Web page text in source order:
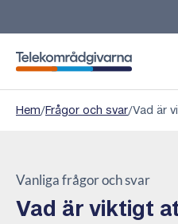
Telekområdgivarna
Hem/Frågor och svar/
Vanliga frågor och svar
Vad är viktigt